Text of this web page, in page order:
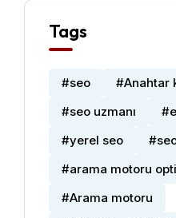
Tags
#seo
#Anahtar
#seo uzmanı
#yerel seo
#arama motoru
#Arama motoru